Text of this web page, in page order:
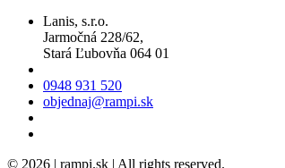
Lanis, s.r.o.
Jarmočná 228/62,
Stará Ľubovňa 064 01
0948 931 520
objednaj@rampi.sk
© 2026 | rampi.sk | All rights reserved.